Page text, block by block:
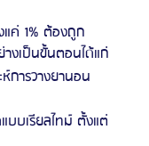
ค่ 1% ต้องถูก
งเป็นขั้นตอนได้แก่
การวางยานอน
บเรียลไทม์ ตั้งแต่